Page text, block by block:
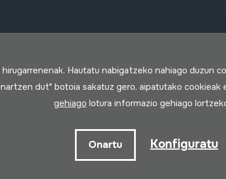
Hautatu nabigatzeko nahiago duzun
dut" botoia sakatuz gero, aipatutako
gehiago lotura informazio gehiago
Onartu Konfiguratu